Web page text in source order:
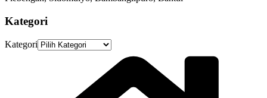
Kategori
Kategori